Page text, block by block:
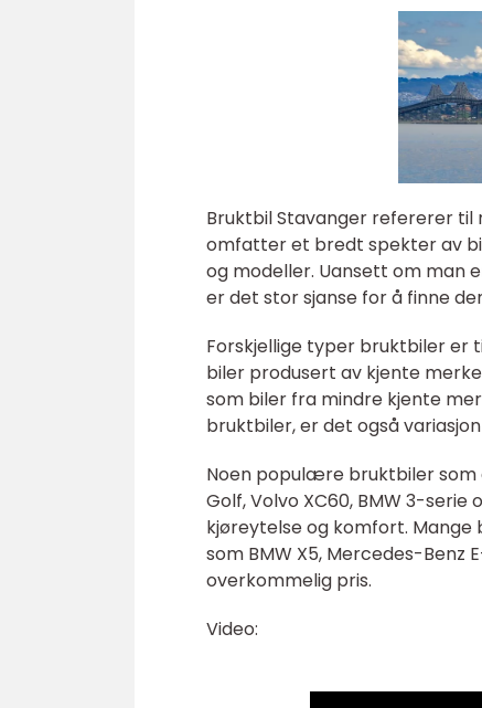
Bruktbil Stavanger refererer
omfatter et bredt spekter av
og modeller. Uansett om man
er det stor sjanse for å finne
Forskjellige typer bruktbiler er
biler produsert av kjente
som biler fra mindre kjente
bruktbiler, er det også
Noen populære bruktbiler som
Golf, Volvo XC60, BMW 3-
kjøreytelse og komfort.
som BMW X5, Mercedes-Benz
overkommelig pris.
Video: